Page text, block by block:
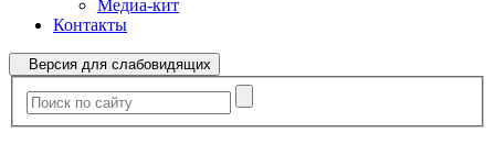
Медиа-кит
Контакты
Версия для слабовидящих